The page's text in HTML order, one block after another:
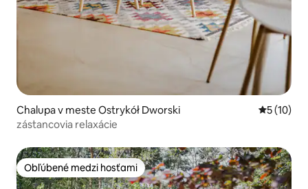
Chalupa v meste Ostrykół Dworski
5 (10)
zástancovia relaxácie
Obľúbené medzi hosťami
Obľúbené medzi hosťami